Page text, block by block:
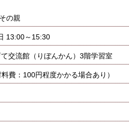
の親
13:00～15:30
交流館（りぼんかん）3階学習室
費：100円程度かかる場合あり）